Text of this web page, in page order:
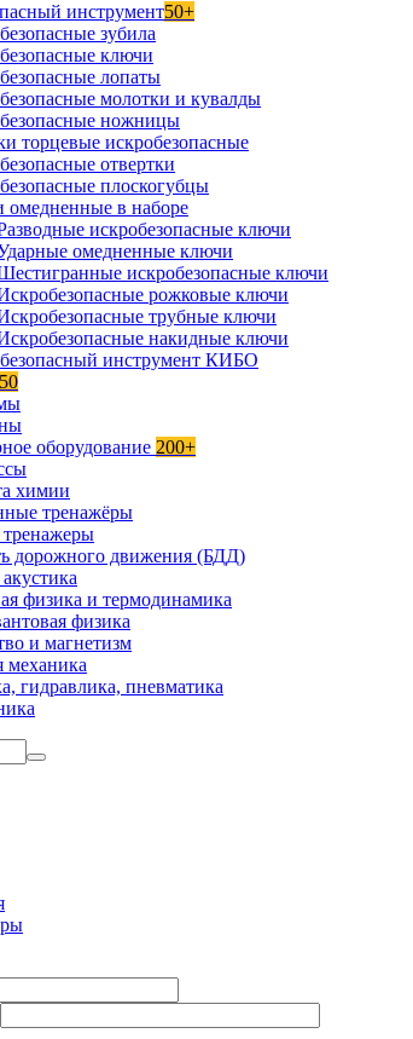
инструмент50+
зубила
ключи
лопаты
молотки и кувалды
ножницы
торцевые искробезопасные
отвертки
плоскогубцы
омедненные в наборе
искробезопасные ключи
омедненные ключи
искробезопасные ключи
рожковые ключи
трубные ключи
накидные ключи
инструмент КИБО
50
оборудование 200+
химии
тренажёры
дорожного движения (БДД)
физика и термодинамика
физика
и магнетизм
механика
гидравлика, пневматика